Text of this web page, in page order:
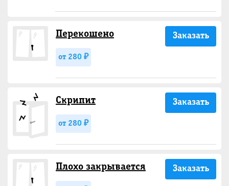
Перекошено
от 280 ₽
Заказать
Скрипит
от 280 ₽
Заказать
Плохо закрывается Заказать